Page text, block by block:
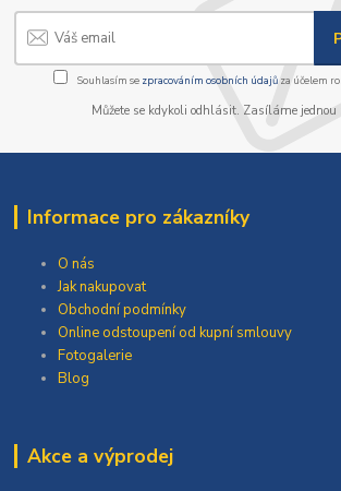
Souhlasím se zpracováním osobních údajůza účelem
Můžete se kdykoli odhlásit. Zasíláme
Informace pro zákazníky
O nás
Jak nakupovat
Obchodní podmínky
Online odstoupení od kupní smlouvy
Fotogalerie
Blog
Akce a výprodej